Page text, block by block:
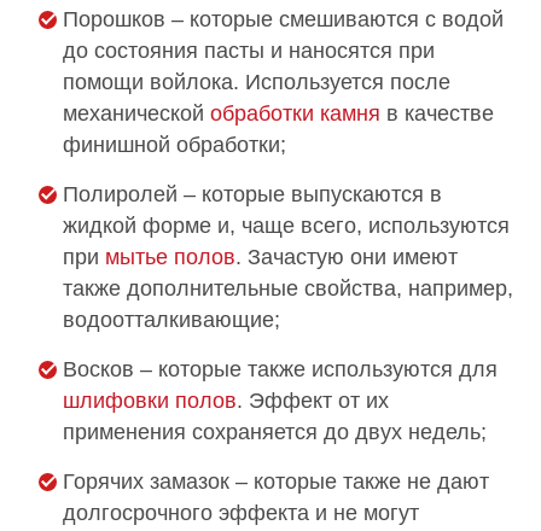
Порошков – которые смешиваются с водой
до состояния пасты и наносятся при
помощи войлока. Используется после
механической обработки камня в качестве
финишной обработки;
Полиролей – которые выпускаются в
жидкой форме и, чаще всего, используются
при мытье полов. Зачастую они имеют
также дополнительные свойства, например,
водоотталкивающие;
Восков – которые также используются для
шлифовки полов. Эффект от их
применения сохраняется до двух недель;
Горячих замазок – которые также не дают
долгосрочного эффекта и не могут